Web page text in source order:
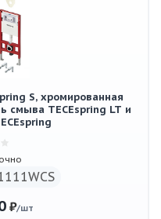
S, хромированная
смыва TECEspring LT и
₽/шт